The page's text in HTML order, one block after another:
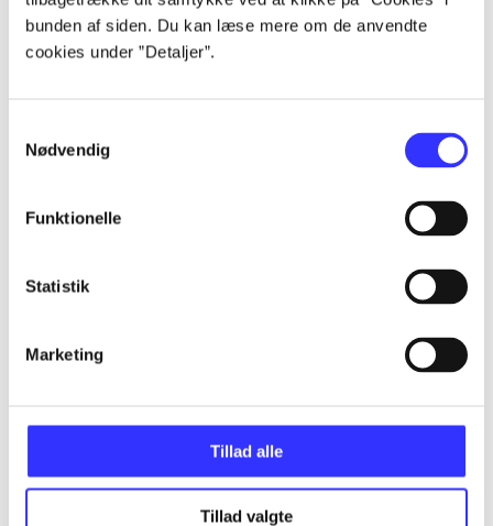
bunden af siden. Du kan læse mere om de anvendte
cookies under ”Detaljer”.
Nødvendig
Funktionelle
Statistik
Marketing
Tillad alle
Tillad valgte
Artikler
...